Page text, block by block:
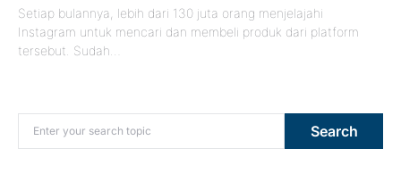
Setiap bulannya, lebih dari 130 juta orang menjelajahi
Instagram untuk mencari dan membeli produk dari platform
tersebut. Sudah…
Search for: Search